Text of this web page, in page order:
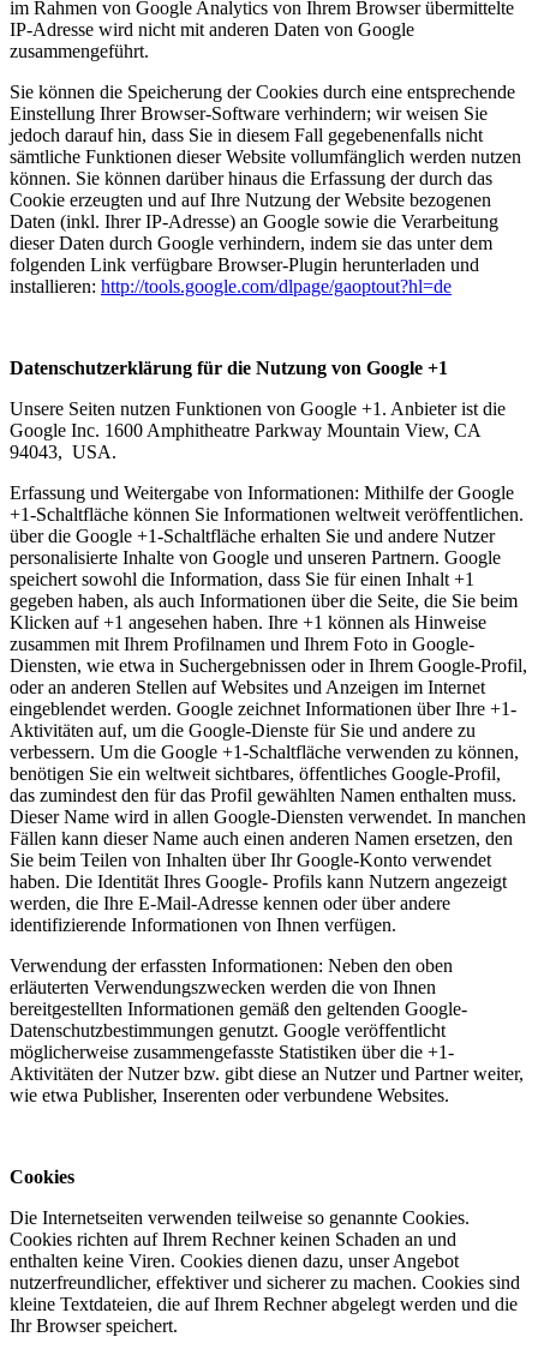
im Rahmen von Google Analytics von Ihrem Browser übermittelte
IP-Adresse wird nicht mit anderen Daten von Google
zusammengeführt.
Sie können die Speicherung der Cookies durch eine entsprechende
Einstellung Ihrer Browser-Software verhindern; wir weisen Sie
jedoch darauf hin, dass Sie in diesem Fall gegebenenfalls nicht
sämtliche Funktionen dieser Website vollumfänglich werden nutzen
können. Sie können darüber hinaus die Erfassung der durch das
Cookie erzeugten und auf Ihre Nutzung der Website bezogenen
Daten (inkl. Ihrer IP-Adresse) an Google sowie die Verarbeitung
dieser Daten durch Google verhindern, indem sie das unter dem
folgenden Link verfügbare Browser-Plugin herunterladen und
installieren: http://tools.google.com/dlpage/gaoptout?hl=de
Datenschutzerklärung für die Nutzung von Google +1
Unsere Seiten nutzen Funktionen von Google +1. Anbieter ist die
Google Inc. 1600 Amphitheatre Parkway Mountain View, CA
94043, USA.
Erfassung und Weitergabe von Informationen: Mithilfe der Google
+1-Schaltfläche können Sie Informationen weltweit veröffentlichen.
über die Google +1-Schaltfläche erhalten Sie und andere Nutzer
personalisierte Inhalte von Google und unseren Partnern. Google
speichert sowohl die Information, dass Sie für einen Inhalt +1
gegeben haben, als auch Informationen über die Seite, die Sie beim
Klicken auf +1 angesehen haben. Ihre +1 können als Hinweise
zusammen mit Ihrem Profilnamen und Ihrem Foto in Google-
Diensten, wie etwa in Suchergebnissen oder in Ihrem Google-Profil,
oder an anderen Stellen auf Websites und Anzeigen im Internet
eingeblendet werden. Google zeichnet Informationen über Ihre +1-
Aktivitäten auf, um die Google-Dienste für Sie und andere zu
verbessern. Um die Google +1-Schaltfläche verwenden zu können,
benötigen Sie ein weltweit sichtbares, öffentliches Google-Profil,
das zumindest den für das Profil gewählten Namen enthalten muss.
Dieser Name wird in allen Google-Diensten verwendet. In manchen
Fällen kann dieser Name auch einen anderen Namen ersetzen, den
Sie beim Teilen von Inhalten über Ihr Google-Konto verwendet
haben. Die Identität Ihres Google- Profils kann Nutzern angezeigt
werden, die Ihre E-Mail-Adresse kennen oder über andere
identifizierende Informationen von Ihnen verfügen.
Verwendung der erfassten Informationen: Neben den oben
erläuterten Verwendungszwecken werden die von Ihnen
bereitgestellten Informationen gemäß den geltenden Google-
Datenschutzbestimmungen genutzt. Google veröffentlicht
möglicherweise zusammengefasste Statistiken über die +1-
Aktivitäten der Nutzer bzw. gibt diese an Nutzer und Partner weiter,
wie etwa Publisher, Inserenten oder verbundene Websites.
Cookies
Die Internetseiten verwenden teilweise so genannte Cookies.
Cookies richten auf Ihrem Rechner keinen Schaden an und
enthalten keine Viren. Cookies dienen dazu, unser Angebot
nutzerfreundlicher, effektiver und sicherer zu machen. Cookies sind
kleine Textdateien, die auf Ihrem Rechner abgelegt werden und die
Ihr Browser speichert.